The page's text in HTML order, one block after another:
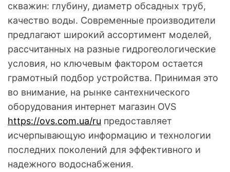
скважин: глубину, диаметр обсадных труб,
качество воды. Современные производители
предлагают широкий ассортимент моделей,
рассчитанных на разные гидрогеологические
условия, но ключевым фактором остается
грамотный подбор устройства. Принимая это
во внимание, на рынке сантехнического
оборудования интернет магазин OVS
https://ovs.com.ua/ru предоставляет
исчерпывающую информацию и технологии
последних поколений для эффективного и
надежного водоснабжения.